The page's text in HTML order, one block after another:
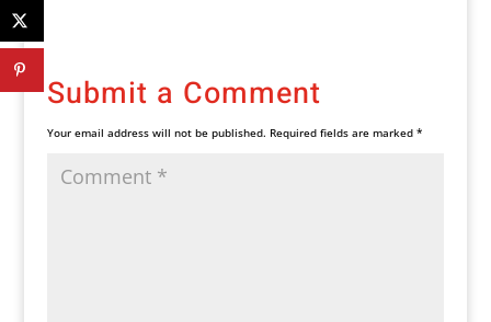
Submit a Comment
Your email address will not be published. Required fields are marked *